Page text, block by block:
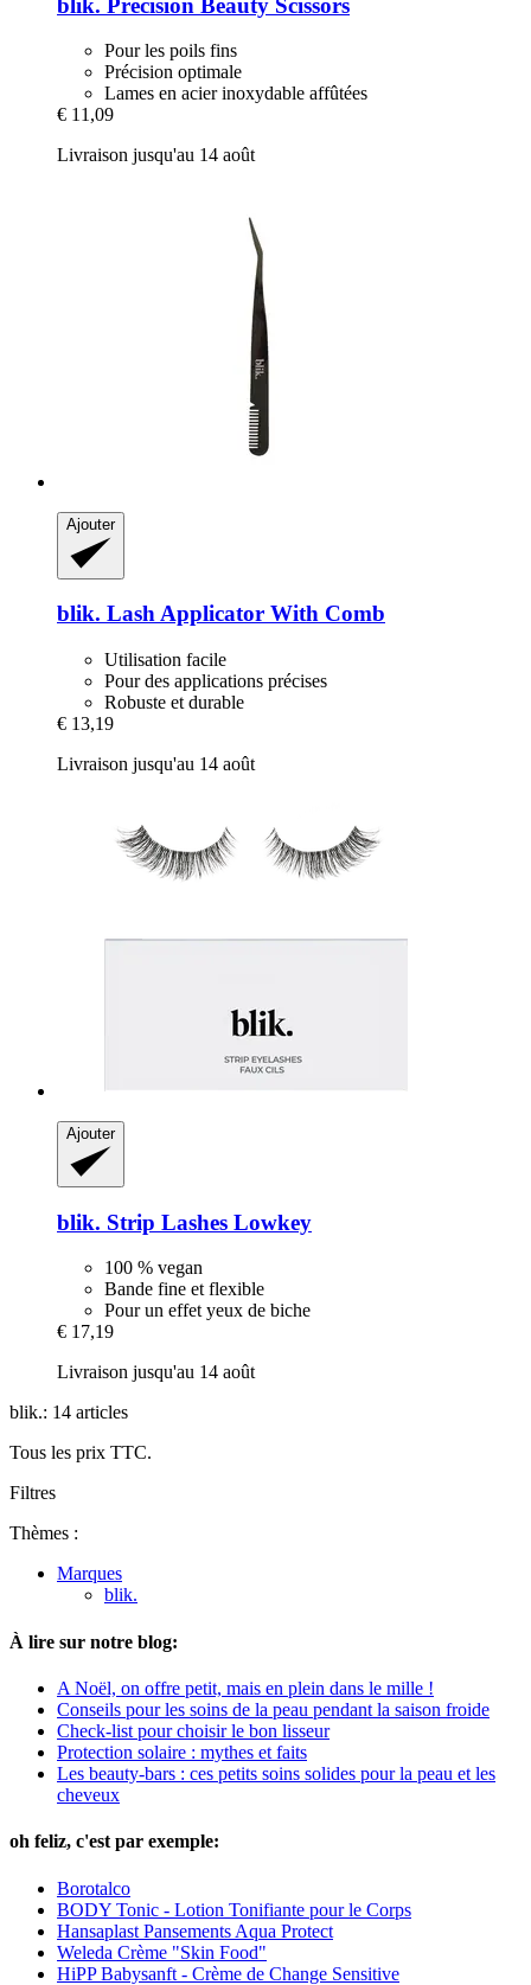
blik. Precision Beauty Scissors
Pour les poils fins
Précision optimale
Lames en acier inoxydable affûtées
€ 11,09
Livraison jusqu'au 14 août
Ajouter
blik. Lash Applicator With Comb
Utilisation facile
Pour des applications précises
Robuste et durable
€ 13,19
Livraison jusqu'au 14 août
Ajouter
blik. Strip Lashes Lowkey
100 % vegan
Bande fine et flexible
Pour un effet yeux de biche
€ 17,19
Livraison jusqu'au 14 août
blik.: 14 articles
Tous les prix TTC.
Filtres
Thèmes :
Marques
blik.
À lire sur notre blog:
A Noël, on offre petit, mais en plein dans le mille !
Conseils pour les soins de la peau pendant la saison froide
Check-list pour choisir le bon lisseur
Protection solaire : mythes et faits
Les beauty-bars : ces petits soins solides pour la peau et les
cheveux
oh feliz, c'est par exemple:
Borotalco
BODY Tonic - Lotion Tonifiante pour le Corps
Hansaplast Pansements Aqua Protect
Weleda Crème "Skin Food"
HiPP Babysanft - Crème de Change Sensitive